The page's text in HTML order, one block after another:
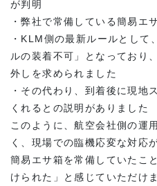
が判明
・弊社で常備している簡易エ
・KLM側の最新ルールとして
ルの装着不可」となっており
外しを求められました
・その代わり、到着後に現地
くれるとの説明がありました
このように、航空会社側の運
く、現場での臨機応変な対応
簡易エサ箱を常備していたこ
けられた」と感じていただけ